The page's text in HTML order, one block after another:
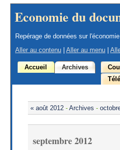
Economie du
Repérage de données sur
Aller au contenu
Aller au menu
Accueil Archives
« août 2012- Archives -
septembre 2012